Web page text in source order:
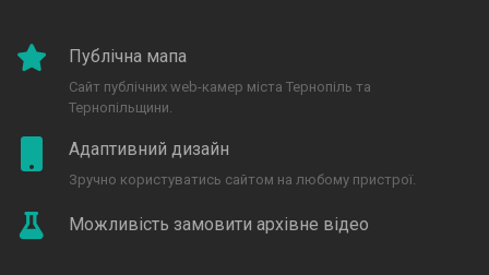
Публічна мапа
Сайт публічних web-камер міста Тернопіль та
Тернопільщини.
Адаптивний дизайн
Зручно користуватись сайтом на любому пристрої.
Можливість замовити архівне відео